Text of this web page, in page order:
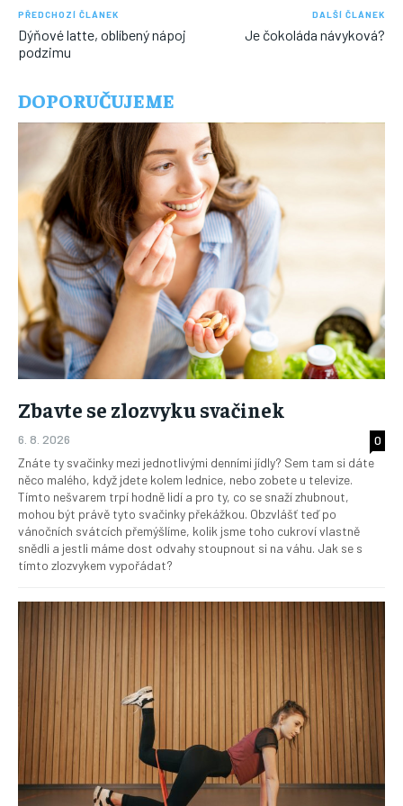
PŘEDCHOZÍ ČLÁNEK
Dýňové latte, oblíbený nápoj
podzimu
DALŠÍ ČLÁNEK
Je čokoláda návyková?
DOPORUČUJEME
Zbavte se zlozvyku svačinek
6. 8. 2026
0
Znáte ty svačinky mezi jednotlivými denními jídly? Sem tam si dáte
něco malého, když jdete kolem lednice, nebo zobete u televize.
Tímto nešvarem trpí hodně lidí a pro ty, co se snaží zhubnout,
mohou být právě tyto svačinky překážkou. Obzvlášť teď po
vánočních svátcích přemýšlíme, kolik jsme toho cukroví vlastně
snědli a jestli máme dost odvahy stoupnout si na váhu. Jak se s
tímto zlozvykem vypořádat?